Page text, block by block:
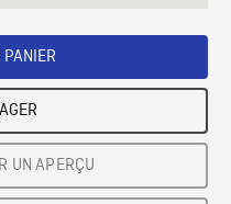
UN APERÇU